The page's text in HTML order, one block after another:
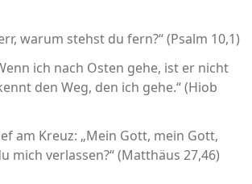
warum stehst du fern?“ (Psalm 10,1)
ich nach Osten gehe, ist er nicht
den Weg, den ich gehe.“ (Hiob
am Kreuz: „Mein Gott, mein Gott,
mich verlassen?“ (Matthäus 27,46)